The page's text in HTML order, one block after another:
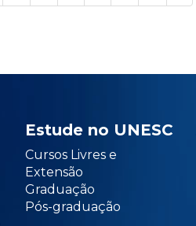
Estude no UNESC
Cursos Livres e
Extensão
Graduação
Pós-graduação